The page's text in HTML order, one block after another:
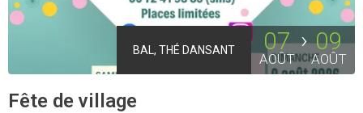
BAL, THÉ DANSANT 07
AOÛT
09
AOÛT
Fête de village